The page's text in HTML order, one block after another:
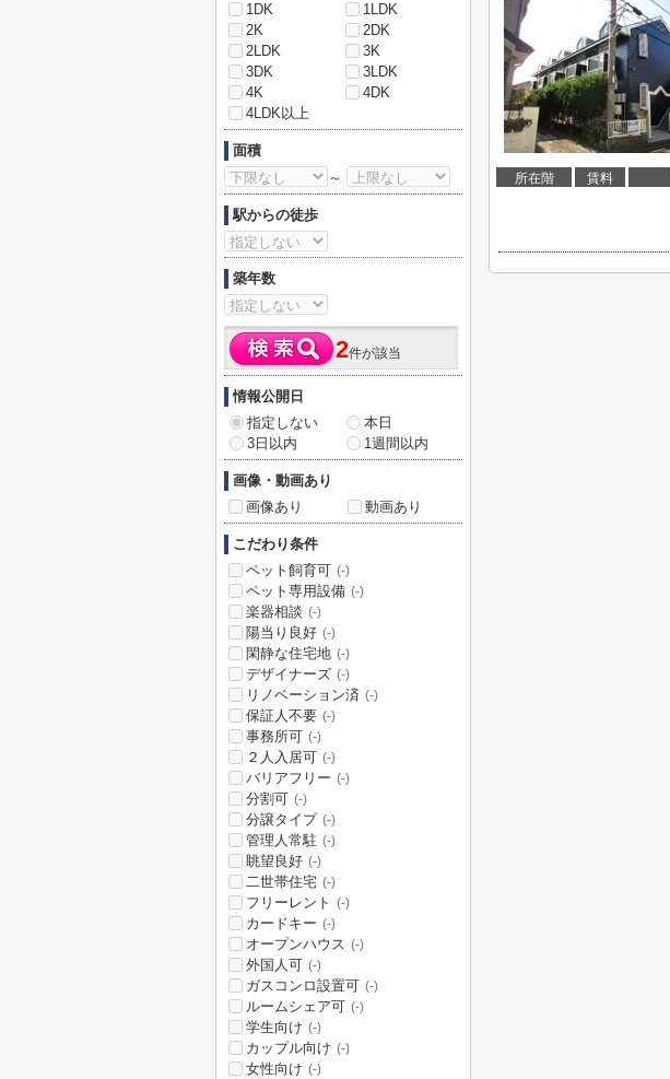
所在階 賃料
1DK
1LDK
2K
2DK
2LDK
3K
3DK
3LDK
4K
4DK
4LDK以上
面積
～
駅からの徒歩
築年数
2件が該当
情報公開日
指定しない
本日
3日以内
1週間以内
画像・動画あり
画像あり
動画あり
こだわり条件
ペット飼育可 (-)
ペット専用設備 (-)
楽器相談 (-)
陽当り良好 (-)
閑静な住宅地 (-)
デザイナーズ (-)
リノベーション済 (-)
保証人不要 (-)
事務所可 (-)
２人入居可 (-)
バリアフリー (-)
分割可 (-)
分譲タイプ (-)
管理人常駐 (-)
眺望良好 (-)
二世帯住宅 (-)
フリーレント (-)
カードキー (-)
オープンハウス (-)
外国人可 (-)
ガスコンロ設置可 (-)
ルームシェア可 (-)
学生向け (-)
カップル向け (-)
女性向け (-)